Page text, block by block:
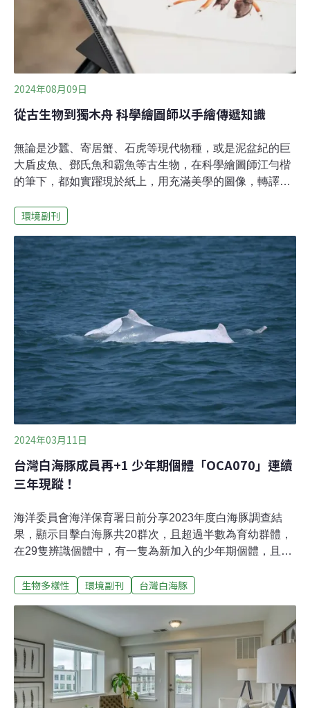
在彰化教書的那一年，由於無法適應當地傳統的教學風
氣，他內心感到非常痛苦，直到台北鳥會找上他畫一
2024年08月09日
從古生物到獨木舟 科學繪圖師以手繪傳遞知識
無論是沙蠶、寄居蟹、石虎等現代物種，或是泥盆紀的巨
大盾皮魚、鄧氏魚和霸魚等古生物，在科學繪圖師江勻楷
的筆下，都如實躍現於紙上，用充滿美學的圖像，轉譯並
她為了學畫遠赴美國從小就愛畫畫的江勻楷笑著解釋，
有很抽象的。譬如說實驗設計和結果，這種就不用很寫實
的圖形，而是端看你的主題跟你要傳遞的資訊，是要跟科
學家講？還是要跟一般大眾講？」江勻楷就讀台灣大學生
命科學系期間，受到系上老師推廣科學繪圖影響，重新點
燃她對繪圖的興趣，「當時老師辦很多展覽，我常去觀
看，加上那時有位學長創立相關臉書社團，供大家分享各
自作品，才讓我覺得繪圖沒有離我那麼遙遠，世界上還是
有很多人在創作我也感興趣的主題，感覺我也可以去嘗
試。」為了提升自己的繪圖能力，江勻楷在台灣大學海洋
研究所畢業後，決定前往美國加州州立大學蒙特雷分校進
修科學
環境副刊
2024年03月11日
台灣白海豚成員再+1 少年期個體「OCA070」連續
三年現蹤！
海洋委員會海洋保育署日前分享2023年度白海豚調查結
果，顯示目擊白海豚共20群次，且超過半數為育幼群體，
在29隻辨識個體中，有一隻為新加入的少年期個體，且連
體數量約50隻。這隻少年白海豚編號為「OCA070」，自
說明，29隻白海豚的年齡結構分別為老年期2隻、壯年期4
隻、青年期8隻、少年期15隻及21隻次幼豚，幼豚因體表
特徵較少故未納入個體資料庫，故目前白海豚個體影像資
料庫達70隻。值得關注的是，2023年調查的個體辨識中，
少年期個體占整體一半以上，且目擊之育幼群多集中於彰
化以南海域。而根據近年調查顯示，白海豚族群主要育幼
生物多樣性 環境副刊 台灣白海豚